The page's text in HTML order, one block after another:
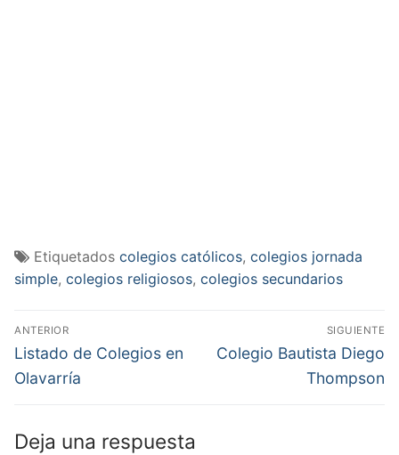
Etiquetados colegios católicos, colegios jornada
simple, colegios religiosos, colegios secundarios
Navegación
de
entradas
ANTERIOR
Entrada
anterior:
Listado de Colegios en
Olavarría
SIGUIENTE
Entrada
Colegio Bautista Diego
Thompson
Deja una respuesta